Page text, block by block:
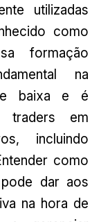
utilizadas
como
formação
na
baixa e é
traders em
incluindo
como
dar aos
na hora de